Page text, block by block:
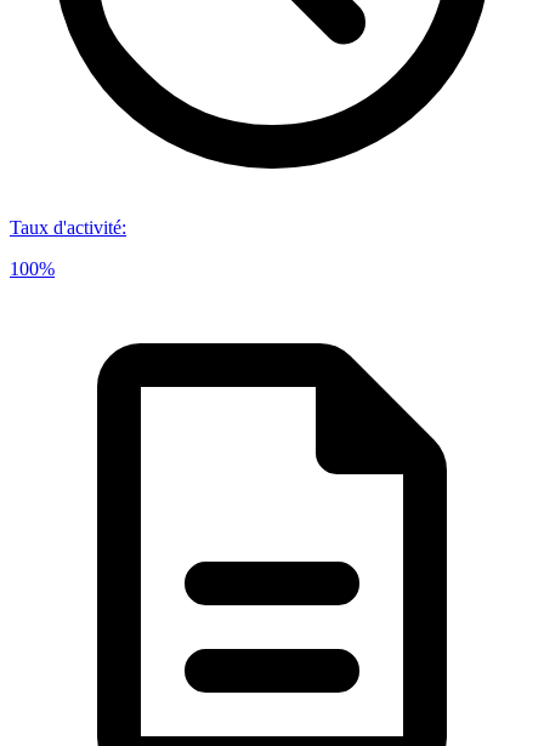
Taux d'activité:
100%